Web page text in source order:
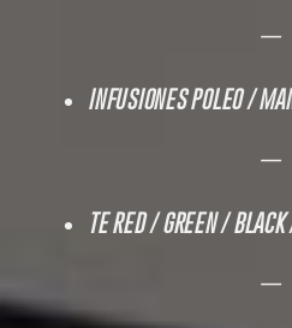
—
INFUSIONES POLEO /
—
TE RED / GREEN /
—